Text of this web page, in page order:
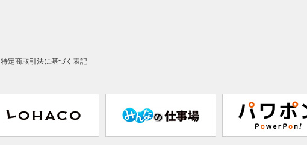
特定商取引法に基づく表記